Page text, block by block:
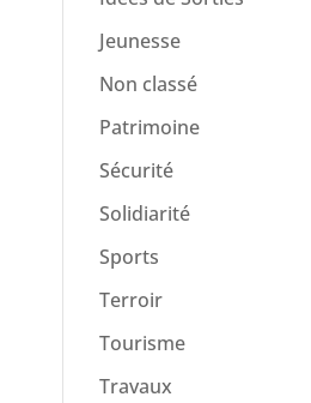
Jeunesse
Non classé
Patrimoine
Sécurité
Solidiarité
Sports
Terroir
Tourisme
Travaux